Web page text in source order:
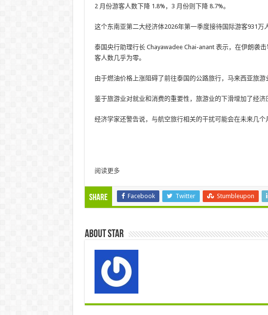
2 月份游客人数下降 1.8%，3 月份则下降 8.7%。
这个东南亚第二大经济体2026年第一季度接待国际游客931万
泰国央行助理行长 Chayawadee Chai-anant 表示，在伊朗袭
客人数几乎为零。
由于燃油价格上涨阻碍了前往泰国的公路旅行，马来西亚旅游
鉴于旅游业对就业和消费的重要性，旅游业的下滑增加了经济
经济学家还警告说，与航空旅行相关的干扰可能会在未来几个
阅读更多
Share Facebook Twitter Stumbleupon
About star